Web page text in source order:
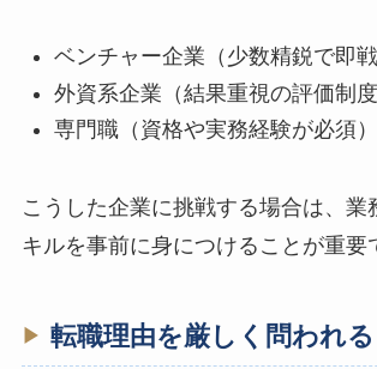
ベンチャー企業（少数精鋭で即戦
外資系企業（結果重視の評価制度
専門職（資格や実務経験が必須）
こうした企業に挑戦する場合は、業
キルを事前に身につけることが重要
転職理由を厳しく問われる